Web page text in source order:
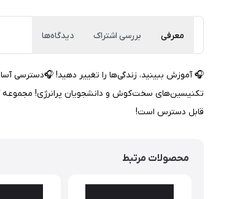
معرفی بررسی اشتراک دیدگاه‌ها
تکنیسین‌های سخت‌کوش و دانشجویان پرانرژی! مجموعه
قابل دسترس است!
محصولات مرتبط